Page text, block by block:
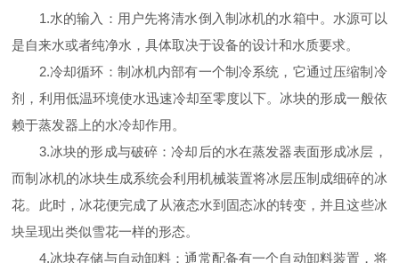
1.水的输入：用户先将清水倒入制冰机的水箱中。水源可以
是自来水或者纯净水，具体取决于设备的设计和水质要求。
2.冷却循环：制冰机内部有一个制冷系统，它通过压缩制冷
剂，利用低温环境使水迅速冷却至零度以下。冰块的形成一般依
赖于蒸发器上的水冷却作用。
3.冰块的形成与破碎：冷却后的水在蒸发器表面形成冰层，
而制冰机的冰块生成系统会利用机械装置将冰层压制成细碎的冰
花。此时，冰花便完成了从液态水到固态冰的转变，并且这些冰
块呈现出类似雪花一样的形态。
4.冰块存储与自动卸料：通常配备有一个自动卸料装置，将